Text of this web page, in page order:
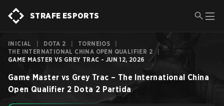
STRAFE ESPORTS
INICIAL DOTA 2 TORNEIOS
THE INTERNATIONAL CHINA OPEN QUALIFIER 2
GAME MASTER VS GREY TRAC - JUN 12, 2026
Game Master vs Grey Trac – The International China
Open Qualifier 2 Dota 2 Partida